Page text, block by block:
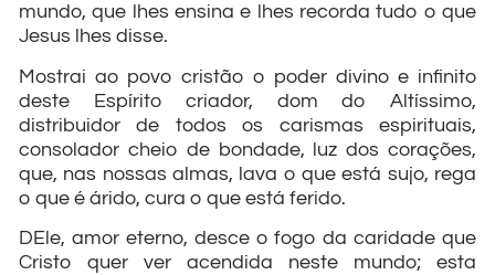
mundo, que lhes ensina e lhes recorda tudo o que
Jesus lhes disse.
Mostrai ao povo cristão o poder divino e infinito
deste Espírito criador, dom do Altíssimo,
distribuidor de todos os carismas espirituais,
consolador cheio de bondade, luz dos corações,
que, nas nossas almas, lava o que está sujo, rega
o que é árido, cura o que está ferido.
DEle, amor eterno, desce o fogo da caridade que
Cristo quer ver acendida neste mundo; esta